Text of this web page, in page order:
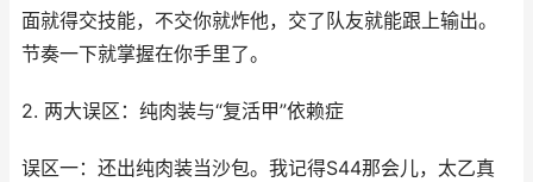
面就得交技能，不交你就炸他，交了队友就能跟上输出。
节奏一下就掌握在你手里了。
2. 两大误区：纯肉装与“复活甲”依赖症
误区一：还出纯肉装当沙包。我记得S44那会儿，太乙真